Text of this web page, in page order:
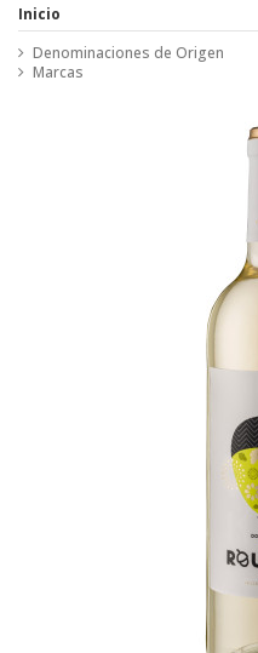
Inicio
Denominaciones de Origen
Marcas